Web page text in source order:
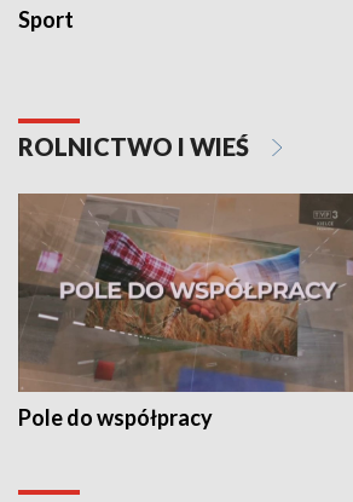
Sport
ROLNICTWO I WIEŚ
Pole do współpracy